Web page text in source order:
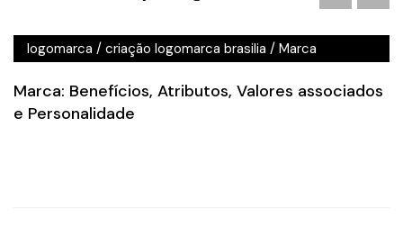
logomarca / criação logomarca brasilia / Marca
Marca: Benefícios, Atributos, Valores associados
e Personalidade